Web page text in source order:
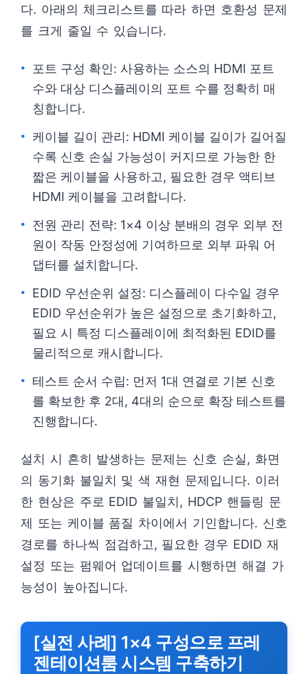
다. 아래의 체크리스트를 따라 하면 호환성 문제
를 크게 줄일 수 있습니다.
포트 구성 확인: 사용하는 소스의 HDMI 포트
수와 대상 디스플레이의 포트 수를 정확히 매
칭합니다.
케이블 길이 관리: HDMI 케이블 길이가 길어질
수록 신호 손실 가능성이 커지므로 가능한 한
짧은 케이블을 사용하고, 필요한 경우 액티브
HDMI 케이블을 고려합니다.
전원 관리 전략: 1×4 이상 분배의 경우 외부 전
원이 작동 안정성에 기여하므로 외부 파워 어
댑터를 설치합니다.
EDID 우선순위 설정: 디스플레이 다수일 경우
EDID 우선순위가 높은 설정으로 초기화하고,
필요 시 특정 디스플레이에 최적화된 EDID를
물리적으로 캐시합니다.
테스트 순서 수립: 먼저 1대 연결로 기본 신호
를 확보한 후 2대, 4대의 순으로 확장 테스트를
진행합니다.
설치 시 흔히 발생하는 문제는 신호 손실, 화면
의 동기화 불일치 및 색 재현 문제입니다. 이러
한 현상은 주로 EDID 불일치, HDCP 핸들링 문
제 또는 케이블 품질 차이에서 기인합니다. 신호
경로를 하나씩 점검하고, 필요한 경우 EDID 재
설정 또는 펌웨어 업데이트를 시행하면 해결 가
능성이 높아집니다.
[실전 사례] 1×4 구성으로 프레
젠테이션룸 시스템 구축하기